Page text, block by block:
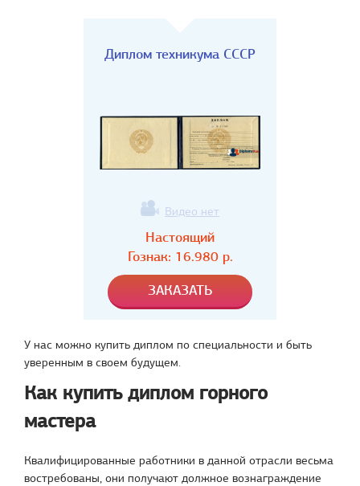
Диплом техникума СССР
Видео нет
Настоящий
Гознак: 16.980р.
У нас можно купить диплом по специальности и быть
уверенным в своем будущем.
Как купить диплом горного
мастера
Квалифицированные работники в данной отрасли весьма
востребованы, они получают должное вознаграждение